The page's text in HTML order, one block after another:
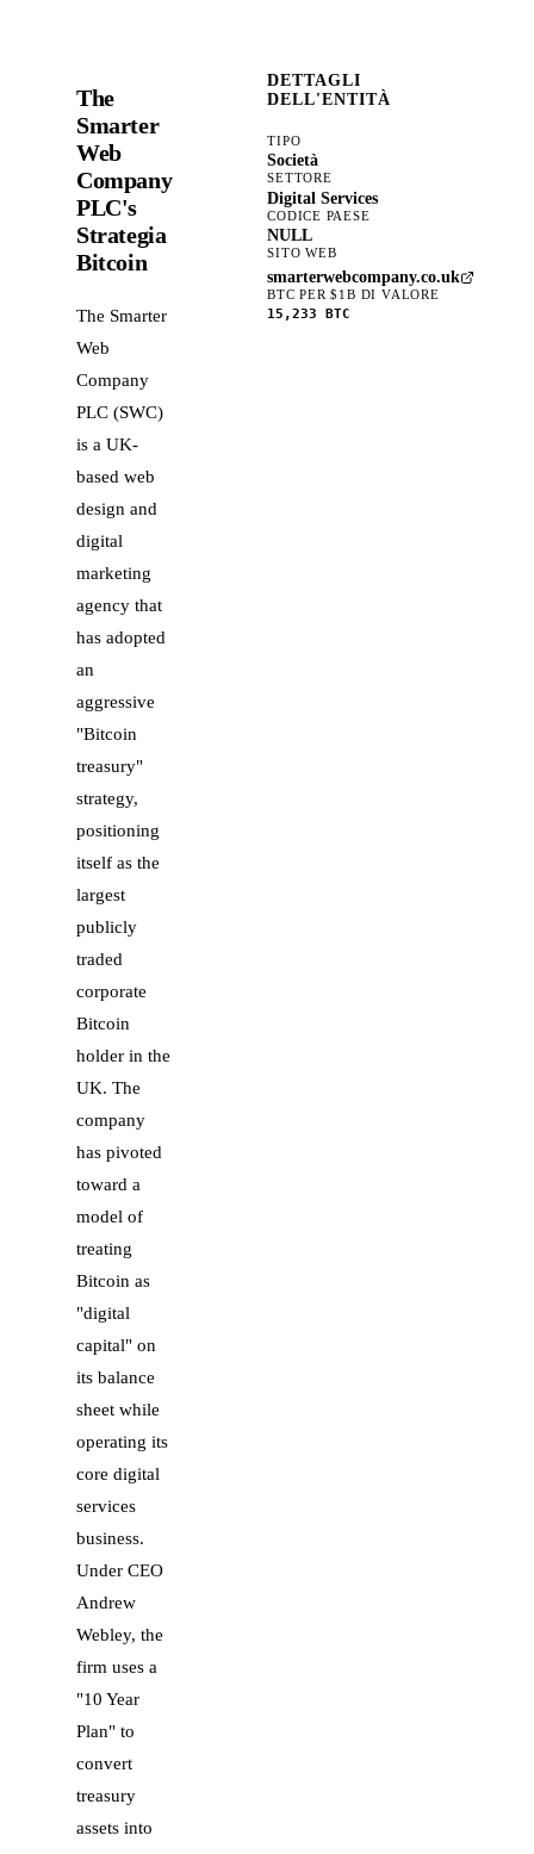
The
Smarter
Web
Company
PLC's
Strategia
Bitcoin
The Smarter
Web
Company
PLC (SWC)
is a UK-
based web
design and
digital
marketing
agency that
has adopted
an
aggressive
"Bitcoin
treasury"
strategy,
positioning
itself as the
largest
publicly
traded
corporate
Bitcoin
holder in the
UK. The
company
has pivoted
toward a
model of
treating
Bitcoin as
"digital
capital" on
its balance
sheet while
operating its
core digital
services
business.
Under CEO
Andrew
Webley, the
firm uses a
"10 Year
Plan" to
convert
treasury
assets into
DETTAGLI
DELL'ENTITÀ
TIPO
Società
SETTORE
Digital Services
CODICE PAESE
NULL
SITO WEB
smarterwebcompany.co.uk
BTC PER $1B DI VALORE
15,233 BTC